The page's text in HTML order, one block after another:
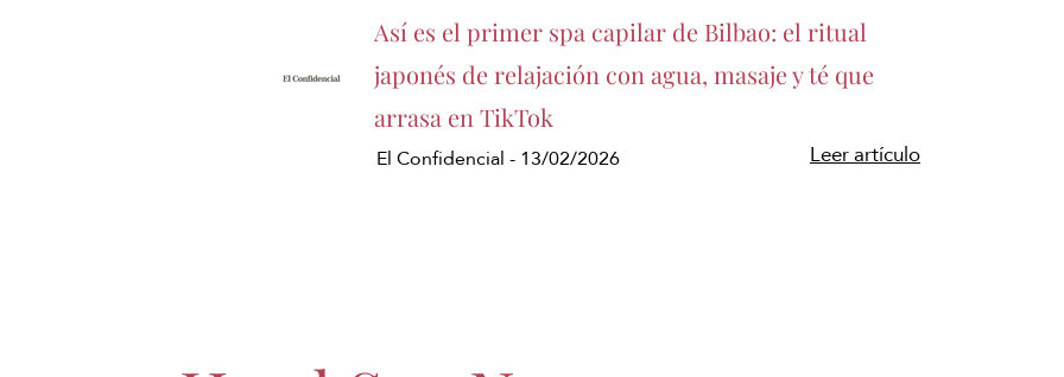
Así es el primer spa capilar de Bilbao: el ritual
japonés de relajación con agua, masaje y té que
arrasa en TikTok
El Confidencial - 13/02/2026 Leer artículo